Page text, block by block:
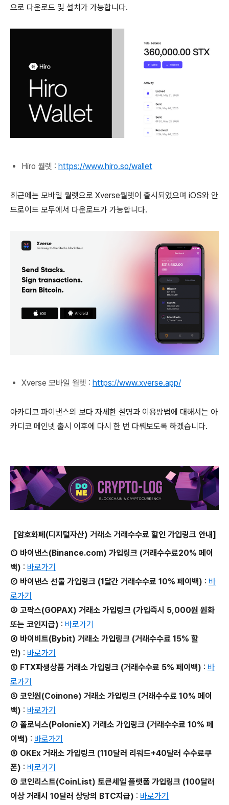
으로 다운로드 및 설치가 가능합니다.
Hiro 월렛 : https://www.hiro.so/wallet
최근에는 모바일 월렛으로 Xverse월렛이 출시되었으며 iOS와 안
드로이드 모두에서 다운로드가 가능합니다.
Xverse 모바일 월렛 : https://www.xverse.app/
아카디코 파이낸스의 보다 자세한 설명과 이용방법에 대해서는 아
카디코 메인넷 출시 이후에 다시 한 번 다뤄보도록 하겠습니다.
[암호화폐(디지털자산) 거래소 거래수수료 할인 가입링크 안내]
① 바이낸스(Binance.com) 가입링크 (거래수수료20% 페이
백) : 바로가기
② 바이낸스 선물 가입링크 (1달간 거래수수료 10% 페이백) : 바
로가기
③ 고팍스(GOPAX) 거래소 가입링크 (가입즉시 5,000원 원화
또는 코인지급) : 바로가기
④ 바이비트(Bybit) 거래소 가입링크 (거래수수료 15% 할
인) : 바로가기
⑤ FTX파생상품 거래소 가입링크 (거래수수료 5% 페이백) : 바
로가기
⑥ 코인원(Coinone) 거래소 가입링크 (거래수수료 10% 페이
백) : 바로가기
⑦ 폴로닉스(PolonieX) 거래소 가입링크 (거래수수료 10% 페
이백) : 바로가기
⑧ OKEx 거래소 가입링크 (110달러 리워드+40달러 수수료쿠
폰) : 바로가기
⑨ 코인리스트(CoinList) 토큰세일 플랫폼 가입링크 (100달러
이상 거래시 10달러 상당의 BTC지급) : 바로가기